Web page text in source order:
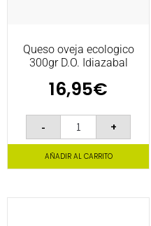
Queso oveja ecologico
300gr D.O. Idiazabal
16,95€
- +
AÑADIR AL CARRITO